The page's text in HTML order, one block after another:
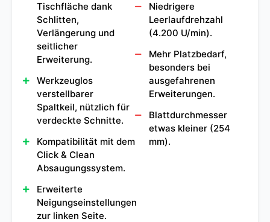
Tischfläche dank
Schlitten,
Verlängerung und
seitlicher
Erweiterung.
Werkzeuglos
verstellbarer
Spaltkeil, nützlich für
verdeckte Schnitte.
Kompatibilität mit dem
Click & Clean
Absaugungssystem.
Erweiterte
Neigungseinstellungen
zur linken Seite.
Niedrigere
Leerlaufdrehzahl
(4.200 U/min).
Mehr Platzbedarf,
besonders bei
ausgefahrenen
Erweiterungen.
Blattdurchmesser
etwas kleiner (254
mm).